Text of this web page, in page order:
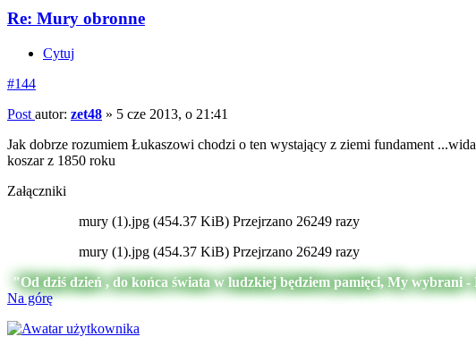
Re: Mury obronne
Cytuj
#144
Post autor: zet48 » 5 cze 2013, o 21:41
Jak dobrze rozumiem Łukaszowi chodzi o ten wystający z ziemi fundament
koszar z 1850 roku
Załączniki
mury (1).jpg (454.37 KiB) Przejrzano 26249 razy
mury (1).jpg (454.37 KiB) Przejrzano 26249 razy
"Od dziś dzień , do końca świata w ludzkiej będziem pamięci, My wybrani
Na górę